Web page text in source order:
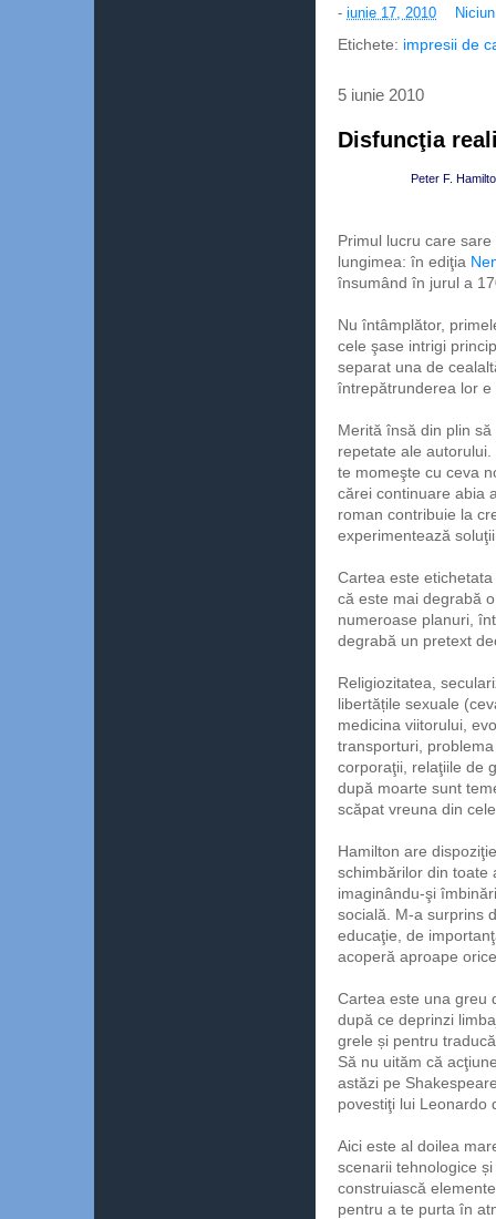
- iunie 17, 2010
Etichete: impresii de
5 iunie 2010
Disfuncţia
Peter F.
Primul lucru care
lungimea: în ediţia
însumând în jurul a
Nu întâmplător,
cele şase intrigi
separat una de
întrepătrunderea lor e
Merită însă din plin
repetate ale
te momeşte cu ceva
cărei continuare abia
roman contribuie la
experimentează
Cartea este
că este mai degrabă
numeroase planuri,
degrabă un pretext
Religiozitatea,
libertățile sexuale
medicina viitorului,
transporturi,
corporaţii, relaţiile de
după moarte sunt
scăpat vreuna din
Hamilton are
schimbărilor din toate
imaginându-şi
socială. M-a surprins
educaţie, de
acoperă aproape
Cartea este una greu
după ce deprinzi
grele și pentru
Să nu uităm că
astăzi pe
povestiţi lui Leonardo
Aici este al doilea
scenarii tehnologice
construiască
pentru a te purta în